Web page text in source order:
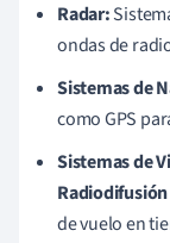
Radar:
ondas de
Sistemas de
como GPS
Sistemas de
de vuelo en